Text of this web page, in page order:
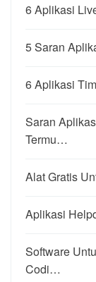
6 Aplikasi
5 Saran
6 Aplikasi
Saran
Termu…
Alat Gratis
Aplikasi
Software
Codi…